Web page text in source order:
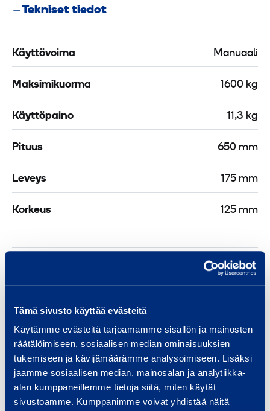
Tämä sivusto käyttää evästeitä
Käytämme evästeitä tarjoamamme sisällön ja mainosten
räätälöimiseen, sosiaalisen median ominaisuuksien
tukemiseen ja kävijämäärämme analysoimiseen. Lisäksi
jaamme sosiaalisen median, mainosalan ja analytiikka-
alan kumppaneillemme tietoja siitä, miten käytät
sivustoamme. Kumppanimme voivat yhdistää näitä
Tekniset tiedot
Käyttövoima Manuaali
Maksimikuorma 1600 kg
Käyttöpaino 11,3 kg
Pituus 650 mm
Leveys 175 mm
Korkeus 125 mm
Samankaltaisia tuotteita
K